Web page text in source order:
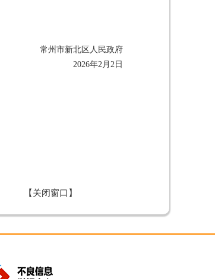
常州市新北区人民政府
2026年2月2日
【关闭窗口】